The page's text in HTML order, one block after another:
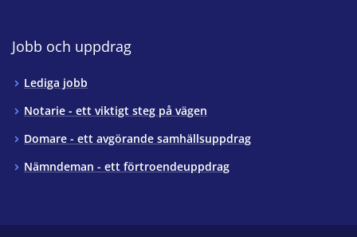
Jobb och uppdrag
Lediga jobb
Notarie - ett viktigt steg på vägen
Domare - ett avgörande samhällsuppdrag
Nämndeman - ett förtroendeuppdrag